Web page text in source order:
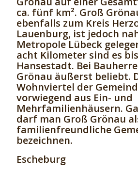
ca. fünf km². Groß
ebenfalls zum Kreis
Lauenburg, ist jedoch
Metropole Lübeck
acht Kilometer sind es
Hansestadt. Bei
Grönau äußerst beliebt.
Wohnviertel der
vorwiegend aus Ein- und
Mehrfamilienhäusern.
darf man Groß Grönau
familienfreundliche
bezeichnen.
Escheburg